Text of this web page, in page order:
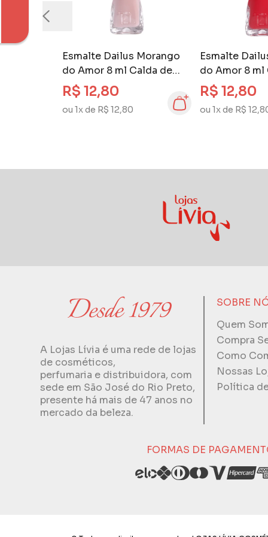
Esmalte Dailus Morango
do Amor 8 ml Calda de
Açucar
R$ 12,80
ou 1x de R$ 12,80
Esmalte
do Amor 8 ml
Crocante
R$ 12,80
ou 1x de R$
A Lojas Lívia é uma rede de lojas
de cosméticos,
perfumaria e distribuidora, com
sede em São José do Rio Preto,
presente há mais de 47 anos no
mercado da beleza.
SOBRE
Quem
Compra
Como
Nossas
Política
FORMAS DE